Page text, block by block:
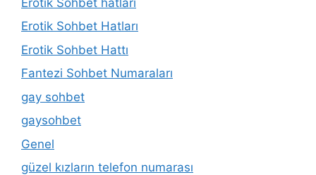
Erotik Sohbet Hatları
Erotik Sohbet Hattı
Fantezi Sohbet Numaraları
gay sohbet
gaysohbet
Genel
güzel kızların telefon numarası